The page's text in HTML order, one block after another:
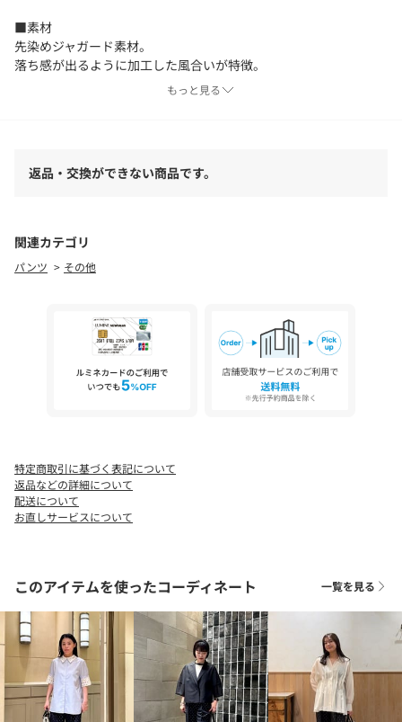
■素材
先染めジャガード素材。
落ち感が出るように加工した風合いが特徴。
============================
伸縮：なし
光沢感：なし
ケア方法：手洗い可
※商品に「取り扱い上の注意書き」、「洗濯表示」がございます
場合は、使用前に必ずご確認ください。
※商品画像は、光の当たり具合やパソコンなどの閲覧環境によ
り、実際の色味と異なって見える場合がございます。あらかじめ
店舗へお問い合わせの際は、全国のUNITED ARROWS各店舗まで
下記の品名/品番をお申し付けください。
品名：UBC FLW JQ 2TK WIDE 70 品番：15142990006
もっと見る
返品・交換ができない商品です。
関連カテゴリ
パンツ その他
特定商取引に基づく表記について
返品などの詳細について
配送について
お直しサービスについて
このアイテムを使ったコーディネート 一覧を見る